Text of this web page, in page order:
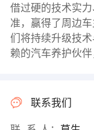
借过硬的技术实
准，赢得了周边
们将持续升级技
赖的汽车养护伙
联系我们